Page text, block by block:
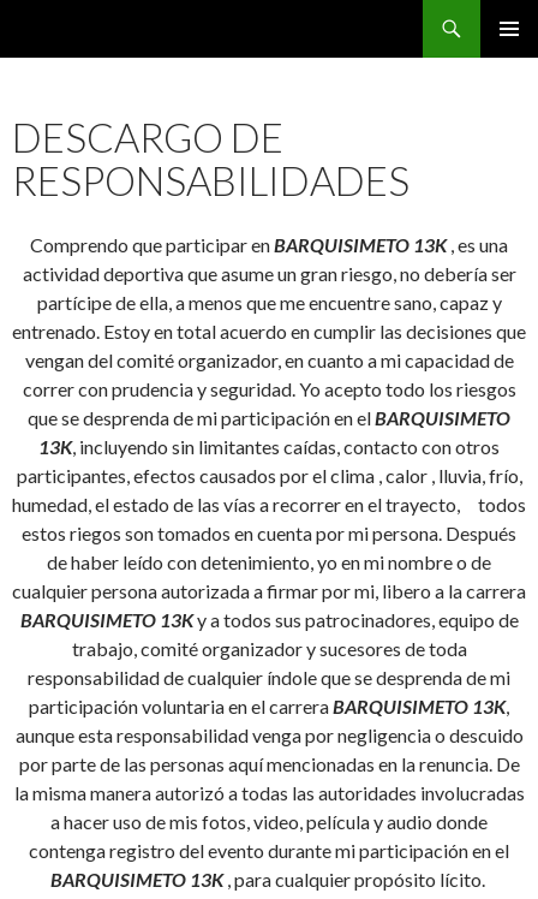
DESCARGO DE
RESPONSABILIDADES
Comprendo que participar enBARQUISIMETO 13K, es una
actividad deportiva que asume un gran riesgo, no debería ser
partícipe de ella, a menos que me encuentre sano, capaz y
entrenado. Estoy en total acuerdo en cumplir las decisiones que
vengan del comité organizador, en cuanto a mi capacidad de
correr con prudencia y seguridad. Yo acepto todo los riesgos
que se desprenda de mi participación en elBARQUISIMETO
13K, incluyendo sin limitantes caídas, contacto con otros
participantes, efectos causados por el clima , calor , lluvia, frío,
humedad, el estado de las vías a recorrer en el trayecto, todos
estos riegos son tomados en cuenta por mi persona. Después
de haber leído con detenimiento, yo en mi nombre o de
cualquier persona autorizada a firmar por mi, libero a la carrera
BARQUISIMETO 13Ky a todos sus patrocinadores, equipo de
trabajo, comité organizador y sucesores de toda
responsabilidad de cualquier índole que se desprenda de mi
participación voluntaria en el carreraBARQUISIMETO 13K,
aunque esta responsabilidad venga por negligencia o descuido
por parte de las personas aquí mencionadas en la renuncia. De
la misma manera autorizó a todas las autoridades involucradas
a hacer uso de mis fotos, video, película y audio donde
contenga registro del evento durante mi participación en el
BARQUISIMETO 13K , para cualquier propósito lícito.